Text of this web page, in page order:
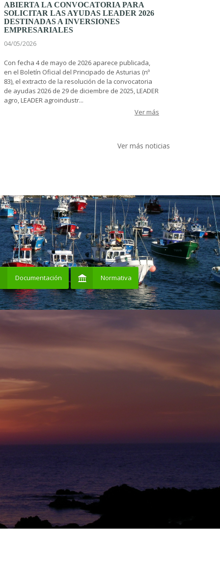
ABIERTA LA CONVOCATORIA PARA
SOLICITAR LAS AYUDAS LEADER 2026
DESTINADAS A INVERSIONES
EMPRESARIALES
04/05/2026
Con fecha 4 de mayo de 2026 aparece publicada,
en el Boletín Oficial del Principado de Asturias (nº
83), el extracto de la resolución de la convocatoria
de ayudas 2026 de 29 de diciembre de 2025, LEADER
agro, LEADER agroindustr...
Ver más
Ver más noticias
Documentación Normativa